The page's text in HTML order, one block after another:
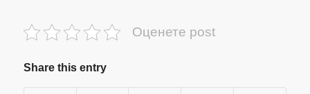
Оценете post
Share this entry